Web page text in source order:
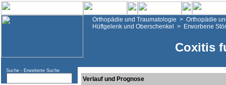
Orthopädie und Traumatologie > Orthopädie
Hüftgelenk und Oberschenkel
> Erworbene
Coxitis
Suche - Erweiterte Suche
Verlauf und Prognose